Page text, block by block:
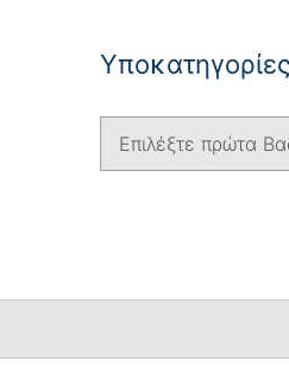
Yποκατηγορίες